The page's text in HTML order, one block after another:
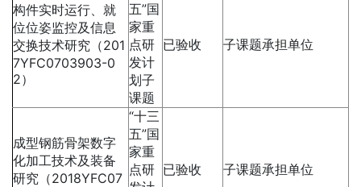
构件实时运行、就
位位姿监控及信息
交换技术研究（201
7YFC0703903-0
2）
五”国
家重
点研
发计
划子
课题
已验收 子课题承担单位
成型钢筋骨架数字
化加工技术及装备
研究（2018YFC07
“十三
五”国
家重
点研 已验收 子课题承担单位